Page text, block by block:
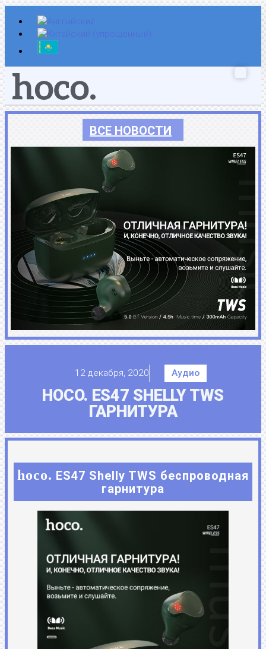
Перейти
к
содержимому
ВСЕ НОВОСТИ
12 декабря, 2020 Аудио
HOCO. ES47 SHELLY TWS
ГАРНИТУРА
hoco. ES47 Shelly TWS беспроводная
гарнитура